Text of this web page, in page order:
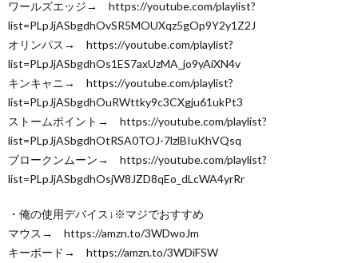
ワールズエッジ→ https://youtube.com/playlist?
list=PLpJjASbgdhOvSR5MOUXqz5gOp9Y2y1Z2J
オリンパス→ https://youtube.com/playlist?
list=PLpJjASbgdhOs1ES7axUzMA_jo9yAiXN4v
キンキャニ→ https://youtube.com/playlist?
list=PLpJjASbgdhOuRWttky9c3CXgju61ukPt3
ストームポイント→ https://youtube.com/playlist?
list=PLpJjASbgdhOtRSA0TOJ-7lzlBIuKhVQsq
ブロークンムーン→ https://youtube.com/playlist?
list=PLpJjASbgdhOsjW8JZD8qEo_dLcWA4yrRr
・俺の使用デバイス↓※マジでおすすめ
マウス→ https://amzn.to/3WDwoJm
キーボード→ https://amzn.to/3WDiFSW